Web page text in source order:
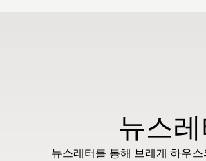
뉴스
뉴스레터를 통해 브레게 하우